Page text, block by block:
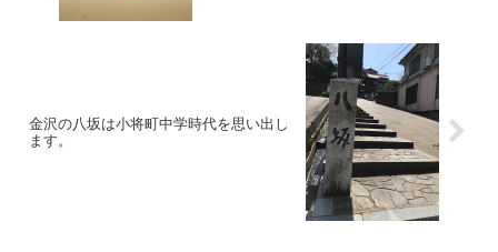
金沢の八坂は小将町中学時代を思い出し
ます。